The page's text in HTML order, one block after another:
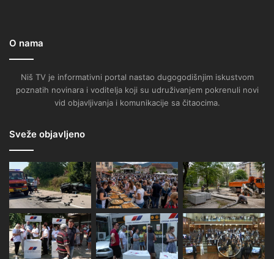
O nama
Niš TV je informativni portal nastao dugogodišnjim iskustvom
poznatih novinara i voditelja koji su udruživanjem pokrenuli novi
vid objavljivanja i komunikacije sa čitaocima.
Sveže objavljeno